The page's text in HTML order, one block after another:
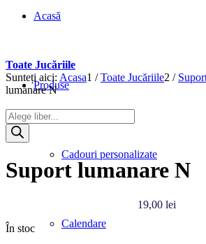
Acasă
Produse
Cadouri personalizate
Calendare
Toate Jucăriile
Sunteți aici: Acasa1 / Toate Jucăriile2 /
lumanare N
Products
search
Suport lumanare N
19,00 lei
În stoc